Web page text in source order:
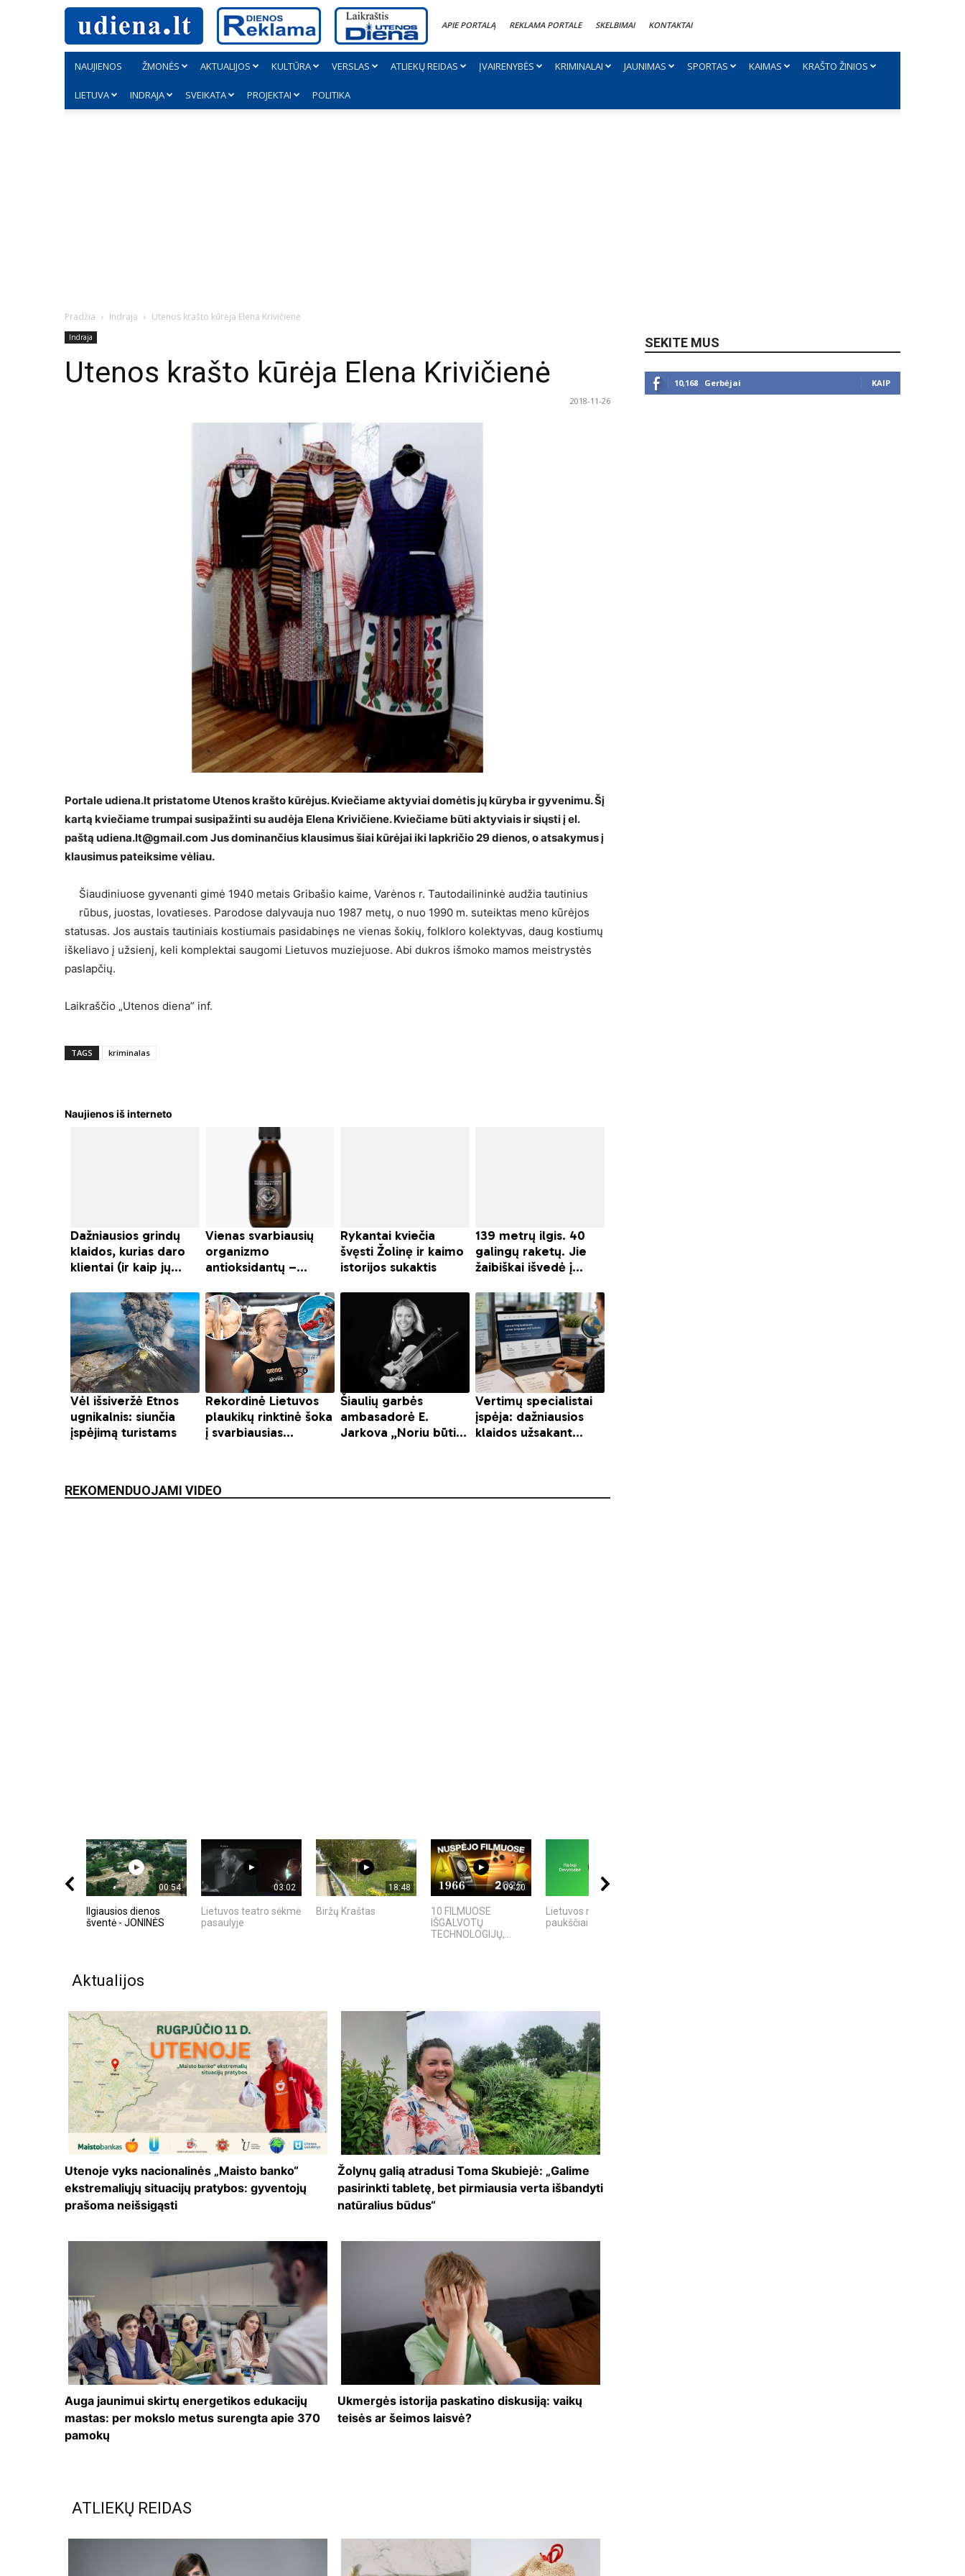
APIE PORTALĄ REKLAMA PORTALE SKELBIMAI KONTAKTAI
NAUJIENOS ŽMONĖS AKTUALIJOS KULTŪRA VERSLAS ATLIEKŲ REIDAS ĮVAIRENYBĖS KRIMINALAI JAUNIMAS SPORTAS KAIMAS KRAŠTO ŽINIOS
LIETUVA INDRAJA SVEIKATA PROJEKTAI POLITIKA
Pradžia Indraja Utenos krašto kūrėja Elena Krivičienė
Indraja
Utenos krašto kūrėja Elena Krivičienė
2018-11-26
Portale udiena.lt pristatome Utenos krašto kūrėjus. Kviečiame aktyviai domėtis jų kūryba ir gyvenimu. Šį
kartą kviečiame trumpai susipažinti su audėja Elena Krivičiene. Kviečiame būti aktyviais ir siųsti į el.
paštą udiena.lt@gmail.com Jus dominančius klausimus šiai kūrėjai iki lapkričio 29 dienos, o atsakymus į
klausimus pateiksime vėliau.
Šiaudiniuose gyvenanti gimė 1940 metais Gribašio kaime, Varėnos r. Tautodailininkė audžia tautinius
rūbus, juostas, lovatieses. Parodose dalyvauja nuo 1987 metų, o nuo 1990 m. suteiktas meno kūrėjos
statusas. Jos austais tautiniais kostiumais pasidabinęs ne vienas šokių, folkloro kolektyvas, daug kostiumų
iškeliavo į užsienį, keli komplektai saugomi Lietuvos muziejuose. Abi dukros išmoko mamos meistrystės
paslapčių.
Laikraščio „Utenos diena” inf.
TAGS kriminalas
Naujienos iš interneto
REKOMENDUOJAMI VIDEO
00:54
Ilgiausios dienos
šventė - JONINĖS
03:02
Lietuvos teatro sėkmė
pasaulyje
18:48
Biržų Kraštas
09:20
10 FILMUOSE
IŠGALVOTŲ
TECHNOLOGIJŲ,...
Lietuvos miškų
paukščiai
Aktualijos
Utenoje vyks nacionalinės „Maisto banko“
ekstremaliųjų situacijų pratybos: gyventojų
prašoma neišsigąsti
Žolynų galią atradusi Toma Skubiejė: „Galime
pasirinkti tabletę, bet pirmiausia verta išbandyti
natūralius būdus“
Auga jaunimui skirtų energetikos edukacijų
mastas: per mokslo metus surengta apie 370
pamokų
Ukmergės istorija paskatino diskusiją: vaikų
teisės ar šeimos laisvė?
ATLIEKŲ REIDAS
SEKITE MUS
10,168 Gerbėjai KAIP